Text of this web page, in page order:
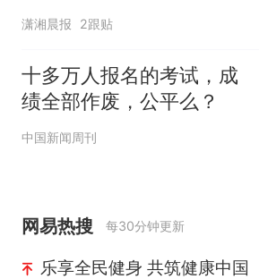
潇湘晨报 2跟贴
十多万人报名的考试，成
绩全部作废，公平么？
中国新闻周刊
网易热搜 每30分钟更新
乐享全民健身 共筑健康中国